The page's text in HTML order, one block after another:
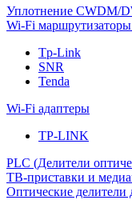
Уплотнение CWDM/
Wi-Fi
Tp-Link
SNR
Tenda
Wi-Fi адаптеры
TP-LINK
PLC (Делители
ТВ-приставки и
Оптические делители